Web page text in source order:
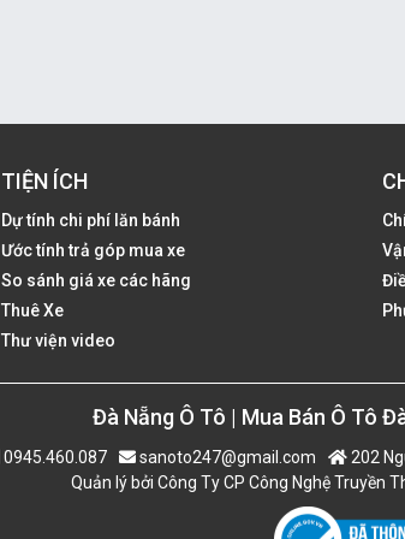
TIỆN ÍCH
Dự tính chi phí lăn bánh
Ước tính trả góp mua xe
So sánh giá xe các hãng
Thuê Xe
Thư viện video
Đà Nẵng Ô Tô | Mua Bán Ô Tô
0945.460.087 sanoto247@gmail.com
202
Quản lý bởi Công Ty CP Công Nghệ Truyền